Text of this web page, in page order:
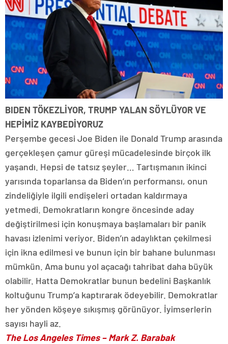
BIDEN TÖKEZLİYOR, TRUMP YALAN SÖYLÜYOR VE
HEPİMİZ KAYBEDİYORUZ
Perşembe gecesi Joe Biden ile Donald Trump arasında
gerçekleşen çamur güreşi mücadelesinde birçok ilk
yaşandı. Hepsi de tatsız şeyler… Tartışmanın ikinci
yarısında toparlansa da Biden’ın performansı, onun
zindeliğiyle ilgili endişeleri ortadan kaldırmaya
yetmedi. Demokratların kongre öncesinde aday
değiştirilmesi için konuşmaya başlamaları bir panik
havası izlenimi veriyor. Biden’ın adaylıktan çekilmesi
için ikna edilmesi ve bunun için bir bahane bulunması
mümkün. Ama bunu yol açacağı tahribat daha büyük
olabilir. Hatta Demokratlar bunun bedelini Başkanlık
koltuğunu Trump’a kaptırarak ödeyebilir. Demokratlar
her yönden köşeye sıkışmış görünüyor. İyimserlerin
sayısı hayli az.
The Los Angeles Times– Mark Z. Barabak